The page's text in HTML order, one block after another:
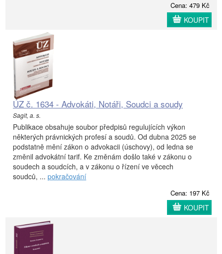
Cena: 479 Kč
KOUPIT
ÚZ č. 1634 - Advokáti, Notáři, Soudci a soudy
Sagit, a. s.
Publikace obsahuje soubor předpisů regulujících výkon
některých právnických profesí a soudů. Od dubna 2025 se
podstatně mění zákon o advokacii (úschovy), od ledna se
změnil advokátní tarif. Ke změnám došlo také v zákonu o
soudech a soudcích, a v zákonu o řízení ve věcech
soudců, ... pokračování
Cena: 197 Kč
KOUPIT